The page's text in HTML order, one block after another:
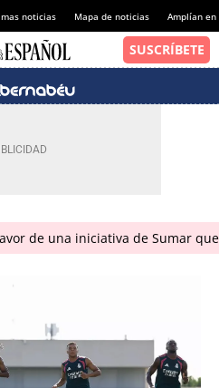
noticias Mapa de noticias Amplían
de una iniciativa de Sumar